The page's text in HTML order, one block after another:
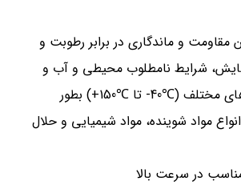
مقاومت و ماندگاری در برابر رطوبت و
شرایط نامطلوب محیطی و آب و
هوایی، دماهای مختلف (℃40- تا ℃150+) بطور
مواد شوینده، مواد شیمیایی و حلال
در سرعت بالا